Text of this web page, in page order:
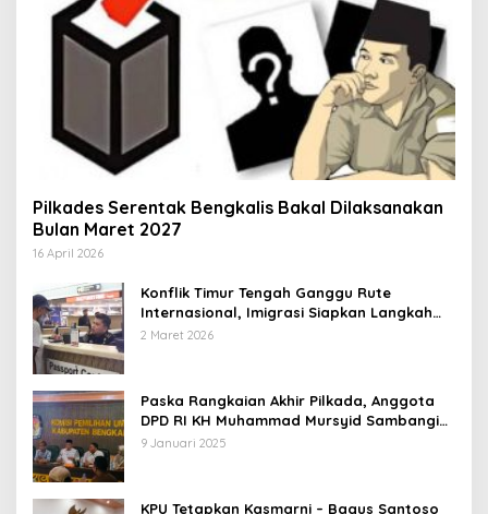
Pilkades Serentak Bengkalis Bakal Dilaksanakan
Bulan Maret 2027
16 April 2026
Konflik Timur Tengah Ganggu Rute
Internasional, Imigrasi Siapkan Langkah
Antisipatif
2 Maret 2026
Paska Rangkaian Akhir Pilkada, Anggota
DPD RI KH Muhammad Mursyid Sambangi
KPU Bengkalis
9 Januari 2025
KPU Tetapkan Kasmarni – Bagus Santoso